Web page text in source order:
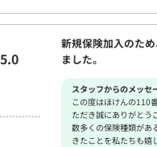
5.0
新規保険加入のた
ました。
スタッフからのメッセ
この度はほけんの110
ただき誠にありがとう
数多くの保険種類があ
きたことを私たちも嬉